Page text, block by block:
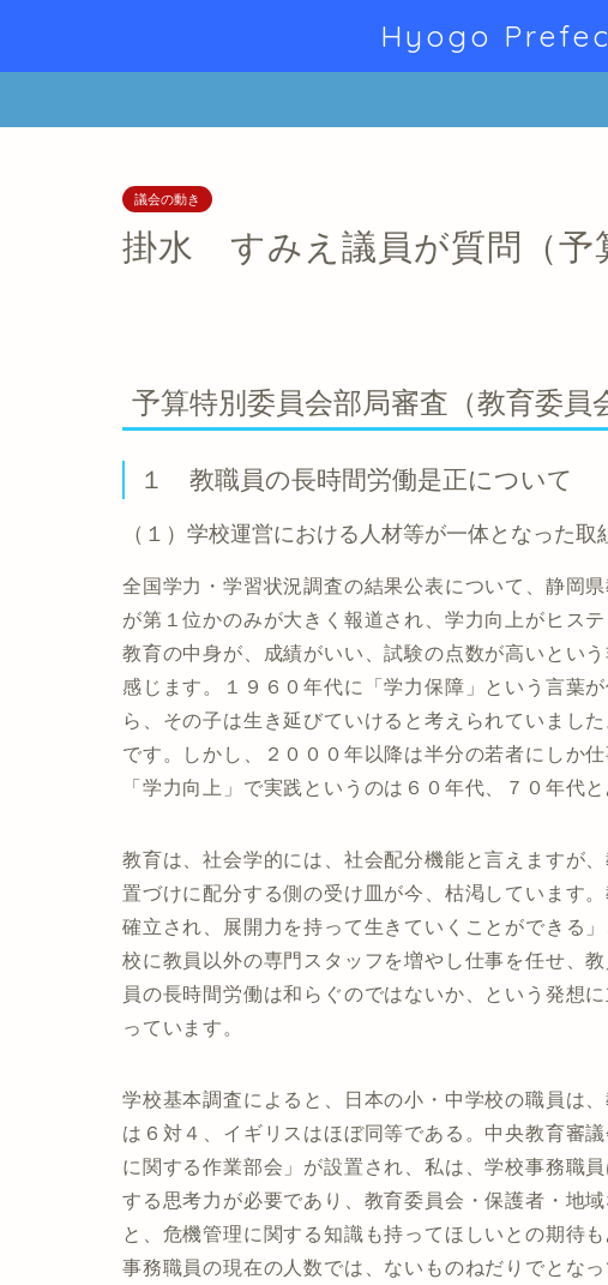
Hyogo
議会の動き
掛水 すみえ議員が質問（予
予算特別委員会部局審査（教育委員
１ 教職員の長時間労働是正について
（１）学校運営における人材等が一体となった取
全国学力・学習状況調査の結果公表について、静岡
が第１位かのみが大きく報道され、学力向上がヒス
教育の中身が、成績がいい、試験の点数が高いとい
感じます。１９６０年代に「学力保障」という言葉
ら、その子は生き延びていけると考えられていまし
です。しかし、２０００年以降は半分の若者にしか
「学力向上」で実践というのは６０年代、７０年代
教育は、社会学的には、社会配分機能と言えますが
置づけに配分する側の受け皿が今、枯渇しています
確立され、展開力を持って生きていくことができる
校に教員以外の専門スタッフを増やし仕事を任せ、
員の長時間労働は和らぐのではないか、という発想
っています。
学校基本調査によると、日本の小・中学校の職員は
は６対４、イギリスはほぼ同等である。中央教育審
に関する作業部会」が設置され、私は、学校事務職
する思考力が必要であり、教育委員会・保護者・地
と、危機管理に関する知識も持ってほしいとの期待
事務職員の現在の人数では、ないものねだりでとな